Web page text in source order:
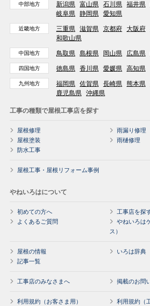
中部地方 新潟県 富山県 石川県 福井県
岐阜県 静岡県 愛知県
近畿地方 三重県 滋賀県 京都府 大阪府
和歌山県
中国地方 鳥取県 島根県 岡山県 広島県
四国地方 徳島県 香川県 愛媛県 高知県
九州地方 福岡県 佐賀県 長崎県 熊本県
鹿児島県 沖縄県
工事の種類で屋根工事店を探す
屋根修理
雨漏り修理
屋根塗装
雨樋修理
防水工事
屋根工事・屋根リフォーム事例
やねいろはについて
初めての方へ
工事店を探
よくあるご質問
やねいろは
ス）
屋根の情報
いろは辞典
記事一覧
工事店のみなさまへ 掲載のお問
利用規約（お客さま用） 利用規約（